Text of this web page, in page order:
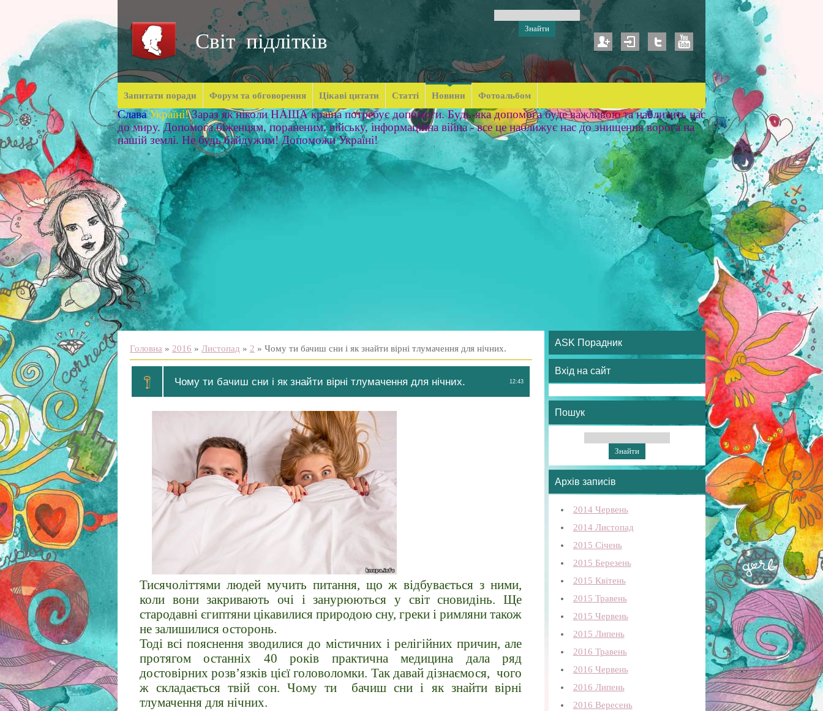
Світ підлітків
Запитати поради Форум та обговорення Цікаві цитати Статті Новини Фотоальбом
Слава Україні! Зараз як ніколи НАША країна потребує допомоги. Будь-яка допомога буде важливою та наблизить нас
до миру. Допомога біженцям, пораненим, війську, інформаційна війна - все це наближує нас до знищення ворога на
нашій землі. Не будь байдужим! Допоможи Україні!
Головна » 2016 » Листопад » 2 » Чому ти бачиш сни і як знайти вірні тлумачення для нічних.
12:43
Чому ти бачиш сни і як знайти вірні тлумачення для нічних.
Тисячоліттями людей мучить питання, що ж відбувається з ними,
коли вони закривають очі і занурюються у світ сновидінь. Ще
стародавні єгиптяни цікавилися природою сну, греки і римляни також
не залишилися осторонь.
Тоді всі пояснення зводилися до містичних і релігійних причин, але
протягом останніх 40 років практична медицина дала ряд
достовірних розв’язків цієї головоломки. Так давай дізнаємося, чого
ж складається твій сон. Чому ти бачиш сни і як знайти вірні
тлумачення для нічних.
ASK Порадник
Вхід на сайт
Пошук
Архів записів
2014 Червень
2014 Листопад
2015 Січень
2015 Березень
2015 Квітень
2015 Травень
2015 Червень
2015 Липень
2016 Травень
2016 Червень
2016 Липень
2016 Вересень